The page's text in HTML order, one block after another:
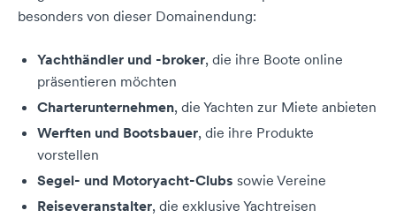
besonders von dieser Domainendung:
Yachthändler und -broker, die ihre Boote online
präsentieren möchten
Charterunternehmen, die Yachten zur Miete anbieten
Werften und Bootsbauer, die ihre Produkte
vorstellen
Segel- und Motoryacht-Clubs sowie Vereine
Reiseveranstalter, die exklusive Yachtreisen